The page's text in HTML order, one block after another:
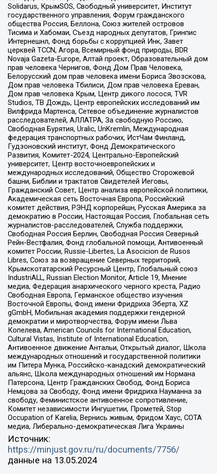
Solidarus, КрымSOS, Свободный университет, Институт
государственного управления, Форум гражданского
общества Россия, Беллона, Союз жителей островов
Тисима и Хабомаи, Съезд народных депутатов, Гринпис
Интернешнл, Фонд борьбы с коррупцией Инк, Завет
церквей TCCN, Агора, Всемирный фонд природы, BDR
Novaja Gazeta-Europe, Алтай проект, Образовательный дом
прав человека Чернигов, Фонд Дом Прав Человека,
Белорусский дом прав человека имени Бориса Звозскова,
Дом прав человека Тбилиси, Дом прав человека Ереван,
Дом прав человека Крым, Центр дикого лосося, TVR
Studios, ТВ Дождь, Центр европейских исследований им
Вилфрида Мартенса, Сетевое объединение журналистов
расследователей, АЛЛАТРА, За свободную Россию,
Свободная Бурятия, Uralic, UnKremlin, Международная
федерация транспортных рабочих, ИстЧам Финланд,
Гудзоновский институт, Фонд Демократического
Развития, Комитет-2024, Центрально-Европейский
университет, Центр восточноевропейских и
международных исследований, Общество Сторожевой
башни, Библии и трактатов Свидетелей Иеговы,
Гражданский Совет, Центр анализа европейской политики,
Академическая сеть Восточная Европа, Российский
комитет действия, РЭНД корпорейшн, Русская Америка за
демократию в России, Настоящая Россия, Глобальная сеть
журналистов-расследователей, Служба поддержки,
Свободная Россия Берлин, Свободная Россия Северный
Рейн-Вестфалия, Фонд глобальной помощи, Антивоенный
комитет России, Russie-Libertes, La Asocicion de Rusos
Libres, Союз за возвращение Северных территорий,
Крымскотатарский Ресурсный Центр, Глобальный союз
IndustriALL, Russian Election Monitor, Article 19, Мнение
медиа, Федерация анархического черного креста, Радио
Свободная Европа, Германское общество изучения
Восточной Европы, Фонд имени Фридриха Эберта, XZ
gGmbH, Мобильная академия поддержки гендерной
демократии и миротворчества, Форум имени Льва
Копелева, American Councils for International Education,
Cultural Vistas, Institute of International Education,
Антивоенное движение Антальи, Открытый диалог, Школа
международных отношений и государственной политики
им Питера Мунка, Российско-канадский демократический
альянс, Школа международных отношений им Нормана
Патерсона, Центр Гражданских Свобод, Фонд Бориса
Немцова за Свободу, Фонд имени Фридриха Науманна за
свободу, Феминистское антивоенное сопротивление,
Комитет независимости Ингушетии, Прометей, Stop
Occupation of Karelia, Вернись живым, Фридом Хаус, СОТА
медиа, Либерально-демократическая Лига Украины
Источник:
https://minjust.gov.ru/ru/documents/7756/
данные на 13.05.2024